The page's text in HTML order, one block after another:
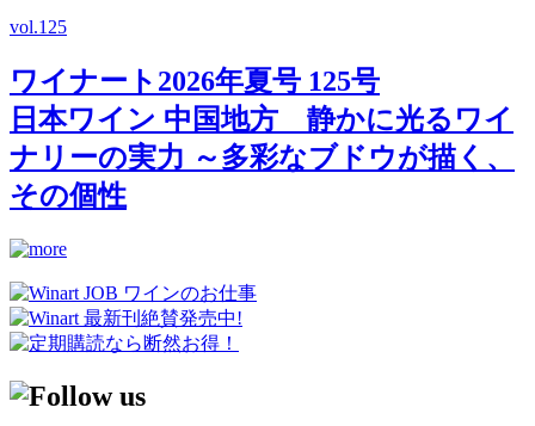
vol.125
ワイナート2026年夏号 125号
日本ワイン 中国地方 静かに光るワイ
ナリーの実力 ～多彩なブドウが描く、
その個性